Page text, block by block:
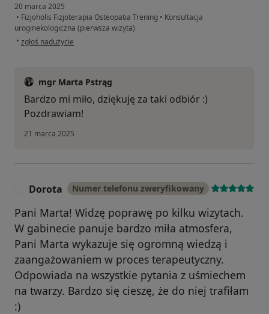
20 marca 2025
• Fizjoholis Fizjoterapia Osteopatia Trening • Konsultacja
uroginekologiczna (pierwsza wizyta)
• w opinii użytkownika Kasia
zgłoś nadużycie
mgr Marta Pstrąg
Bardzo mi miło, dziękuję za taki odbiór :)
Pozdrawiam!
21 marca 2025
Dorota Numer telefonu zweryfikowany
Pani Marta! Widzę poprawę po kilku wizytach.
W gabinecie panuje bardzo miła atmosfera,
Pani Marta wykazuje się ogromną wiedzą i
zaangażowaniem w proces terapeutyczny.
Odpowiada na wszystkie pytania z uśmiechem
na twarzy. Bardzo się cieszę, że do niej trafiłam
:)